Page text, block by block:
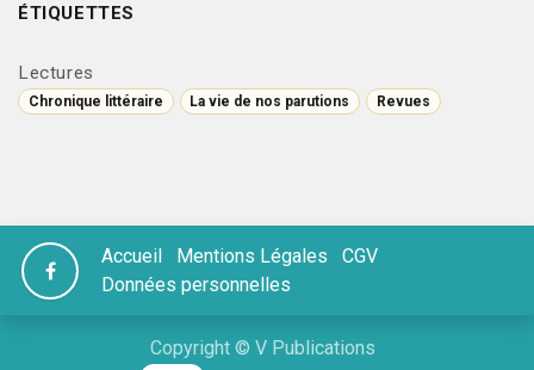
ÉTIQUETTES
Lectures
Chronique littéraire La vie de nos parutions Revues
Accueil Mentions Légales
CGV
Données personnelles
Copyright © V Publications